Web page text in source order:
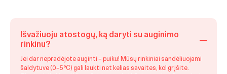
Išvažiuoju atostogų, ką daryti su auginimo
rinkinu?
Jei dar nepradėjote auginti – puiku! Mūsų rinkiniai sandėliuojami
šaldytuve (0–5 °C) gali laukti net kelias savaites, kol grįšite.